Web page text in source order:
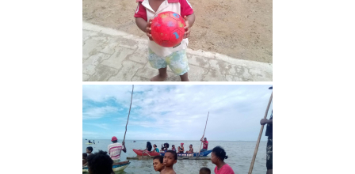
https://www.helloasso.com/associations/association-
gardoise-terre-des-enfants/formulaires/5
Vous pouvez aussi envoyer un chèque à l’ordre de Terre
des Enfants, chez Mme Poulet, 165 rue Jean Monnet,
30310 VERGEZE
ou nous réclamer un rib si vous souhaitez faire un
virement ( à contact@terredesenfants.fr)